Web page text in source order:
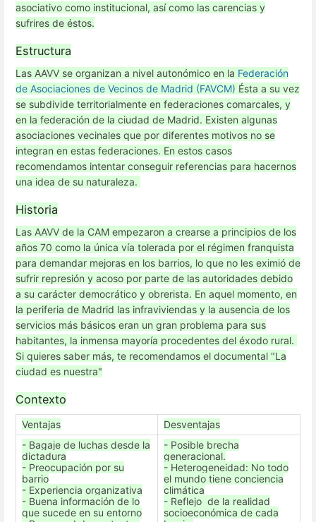
asociativo como institucional, así como las carencias y
sufrires de éstos.
Estructura
Las AAVV se organizan a nivel autonómico en la Federación
de Asociaciones de Vecinos de Madrid (FAVCM) Ésta a su vez
se subdivide territorialmente en federaciones comarcales, y
en la federación de la ciudad de Madrid. Existen algunas
asociaciones vecinales que por diferentes motivos no se
integran en estas federaciones. En estos casos
recomendamos intentar conseguir referencias para hacernos
una idea de su naturaleza.
Historia
Las AAVV de la CAM empezaron a crearse a principios de los
años 70 como la única vía tolerada por el régimen franquista
para demandar mejoras en los barrios, lo que no les eximió de
sufrir represión y acoso por parte de las autoridades debido
a su carácter democrático y obrerista. En aquel momento, en
la periferia de Madrid las infraviviendas y la ausencia de los
servicios más básicos eran un gran problema para sus
habitantes, la inmensa mayoría procedentes del éxodo rural.
Si quieres saber más, te recomendamos el documental "La
ciudad es nuestra"
Contexto
Ventajas
Desventajas
- Bagaje de luchas desde la
dictadura
- Preocupación por su
barrio
- Experiencia organizativa
- Buena información de lo
que sucede en su entorno
- Posible brecha
generacional.
- Heterogeneidad: No todo
el mundo tiene conciencia
climática
- Reflejo de la realidad
socioeconómica de cada